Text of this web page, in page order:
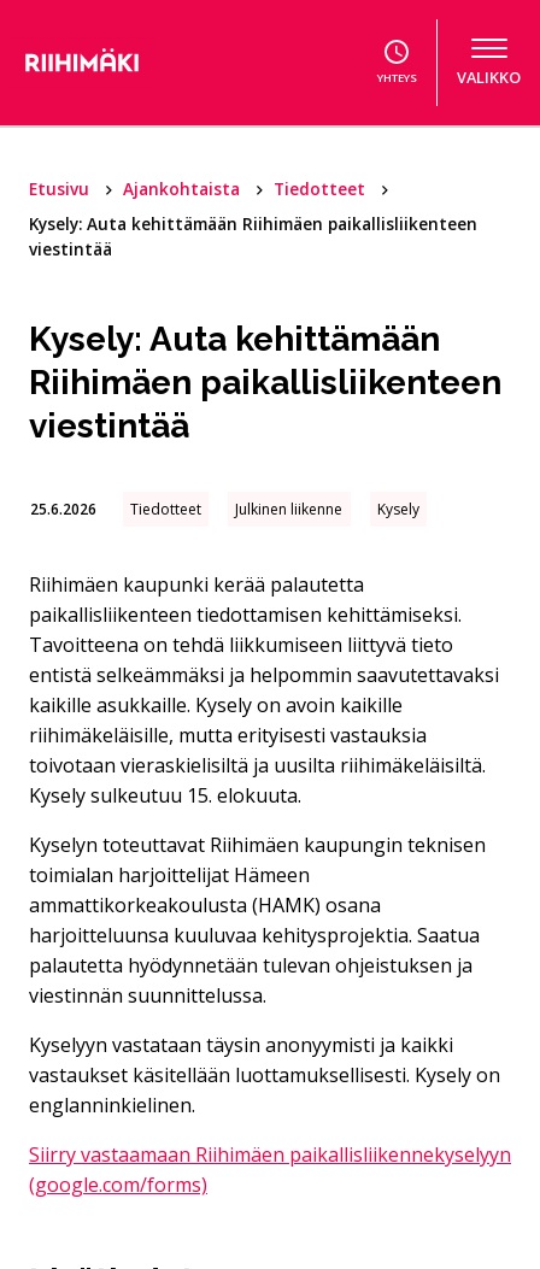
YHTEYS VALIKKO
Etusivu Ajankohtaista
Tiedotteet
Kysely: Auta kehittämään Riihimäen paikallisliikenteen
viestintää
Kysely: Auta kehittämään
Riihimäen paikallisliikenteen
viestintää
25.6.2026 Tiedotteet Julkinen liikenne Kysely
Riihimäen kaupunki kerää palautetta
paikallisliikenteen tiedottamisen kehittämiseksi.
Tavoitteena on tehdä liikkumiseen liittyvä tieto
entistä selkeämmäksi ja helpommin saavutettavaksi
kaikille asukkaille. Kysely on avoin kaikille
riihimäkeläisille, mutta erityisesti vastauksia
toivotaan vieraskielisiltä ja uusilta riihimäkeläisiltä.
Kysely sulkeutuu 15. elokuuta.
Kyselyn toteuttavat Riihimäen kaupungin teknisen
toimialan harjoittelijat Hämeen
ammattikorkeakoulusta (HAMK) osana
harjoitteluunsa kuuluvaa kehitysprojektia. Saatua
palautetta hyödynnetään tulevan ohjeistuksen ja
viestinnän suunnittelussa.
Kyselyyn vastataan täysin anonyymisti ja kaikki
vastaukset käsitellään luottamuksellisesti. Kysely on
englanninkielinen.
Siirryvastaamaan Riihimäen paikallisliikennekyselyyn
(google.com/forms)